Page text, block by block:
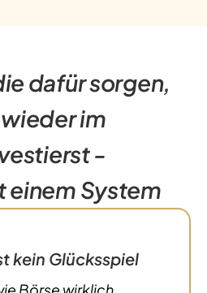
dafür sorgen,
im
-
einem System
kein Glücksspiel
Börse wirklich